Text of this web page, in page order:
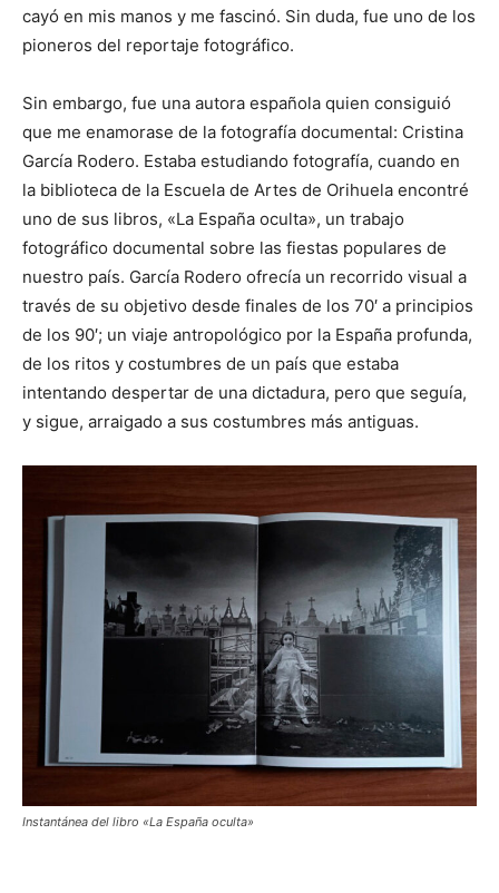
cayó en mis manos y me fascinó. Sin duda, fue uno de los
pioneros del reportaje fotográfico.
Sin embargo, fue una autora española quien consiguió
que me enamorase de la fotografía documental: Cristina
García Rodero. Estaba estudiando fotografía, cuando en
la biblioteca de la Escuela de Artes de Orihuela encontré
uno de sus libros, «La España oculta», un trabajo
fotográfico documental sobre las fiestas populares de
nuestro país. García Rodero ofrecía un recorrido visual a
través de su objetivo desde finales de los 70′ a principios
de los 90′; un viaje antropológico por la España profunda,
de los ritos y costumbres de un país que estaba
intentando despertar de una dictadura, pero que seguía,
y sigue, arraigado a sus costumbres más antiguas.
Instantánea del libro «La España oculta»